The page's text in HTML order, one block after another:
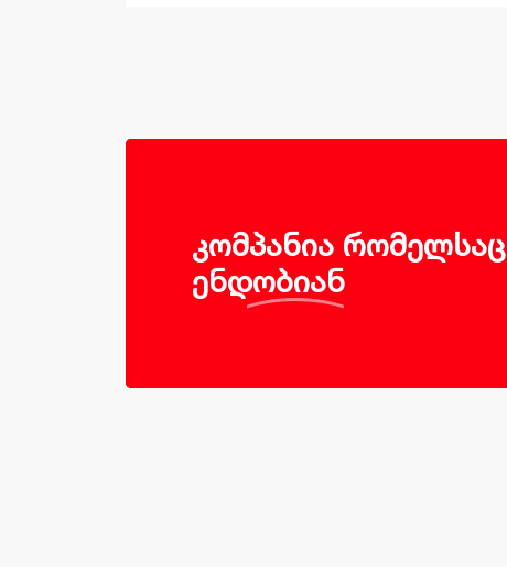
კომპანია რომელსაც
ენდობიან